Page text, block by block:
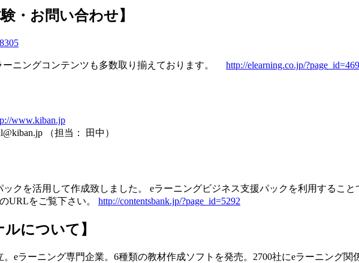
・お問い合わせ】
ーニングコンテンツも多数取り揃えております。 http://elearning.co.jp/
www.kiban.jp
（担当： 田中）
クを活用して作成致しました。 eラーニングビジネス支援パックを利用するこ
URLをご覧下さい。 http://contentsbank.jp/?page_id=5292
について】
eラーニング専門企業。6種類の教材作成ソフトを発売。2700社にeラーニング